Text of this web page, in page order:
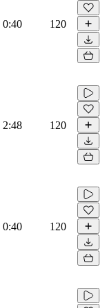
0:40 120
2:48 120
0:40 120